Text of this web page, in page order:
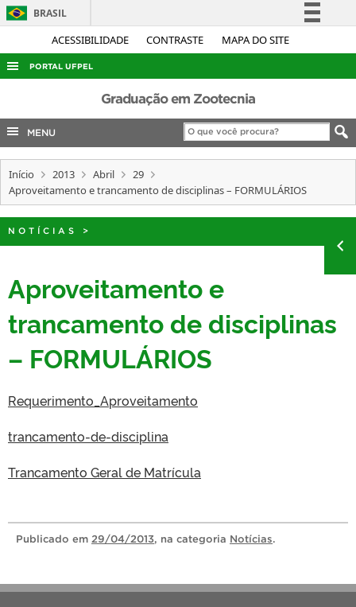
ACESSIBILIDADE CONTRASTE MAPA DO SITE
BRASIL
Simplifique!
Legislação
Canais
PORTAL UFPEL
ACESSO À INFORMAÇÃO
AUDITORIA
COBALTO
CONCURSOS
INTERNACIONAL
Graduação em Zootecnia
MENU
Início 2013 Abril
29
Aproveitamento e trancamento de disciplinas – FORMULÁRIOS
NOTÍCIAS >
Aproveitamento e
trancamento de disciplinas
– FORMULÁRIOS
Requerimento_Aproveitamento
trancamento-de-disciplina
Trancamento Geral de Matrícula
Publicado em 29/04/2013, na categoria Notícias.